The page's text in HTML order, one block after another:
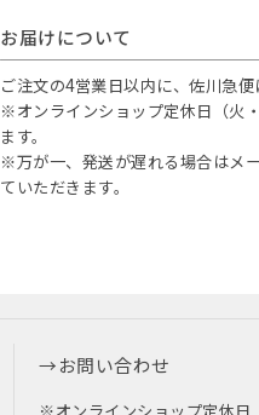
お届けについて
ご注文の4営業日以内に、佐川急便
※オンラインショップ定休日（火
ます。
※万が一、発送が遅れる場合はメ
ていただきます。
お問い合わせ
※オンラインショップ定休日